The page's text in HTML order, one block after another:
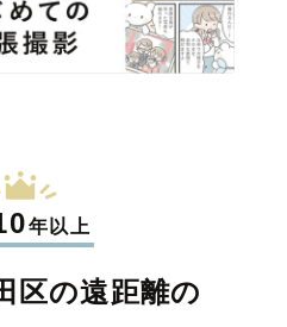
年以上
区の遠距離の